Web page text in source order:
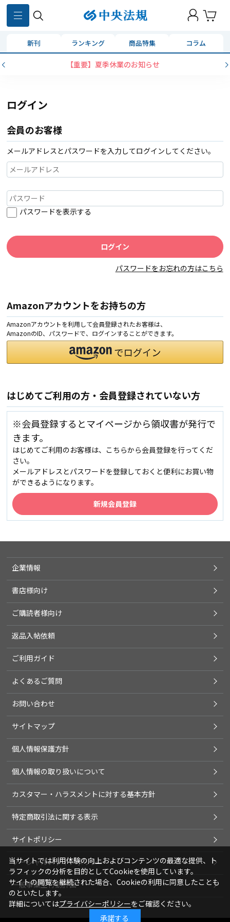
新刊 ランキング 商品特集 コラム
【重要】夏季休業のお知らせ
ログイン
会員のお客様
メールアドレスとパスワードを入力してログインしてください。
パスワードを表示する
パスワードをお忘れの方はこちら
Amazonアカウントをお持ちの方
Amazonアカウントを利用して会員登録されたお客様は、
AmazonのID、パスワードで、ログインすることができます。
はじめてご利用の方・会員登録されていない方
※会員登録するとマイページから領収書が発行で
きます。
はじめてご利用のお客様は、こちらから会員登録を行ってくだ
さい。
メールアドレスとパスワードを登録しておくと便利にお買い物
ができるようになります。
企業情報
書店様向け
ご購読者様向け
返品入帖依頼
ご利用ガイド
よくあるご質問
お問い合わせ
サイトマップ
個人情報保護方針
個人情報の取り扱いについて
カスタマー・ハラスメントに対する基本方針
特定商取引法に関する表示
サイトポリシー
ソーシャルメディアポリシー
一般事業主行動計画
当サイトでは利用体験の向上およびコンテンツの最適な提供、ト
ラフィックの分析を目的としてCookieを使用しています。
サイトの閲覧を継続された場合、Cookieの利用に同意したことも
のといたします。
詳細についてはプライバシーポリシーをご確認ください。
承諾する